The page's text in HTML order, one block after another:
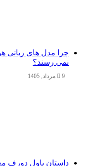
چرا مدل‌ های زبانی
نمی‌ رسند؟
9 مرداد, 1405
داستان پاول دورف